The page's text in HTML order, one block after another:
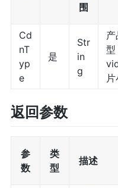
围
Cd
nT
yp
e
是
Str
in
g
型
返回参数
参
数
类
型
描述